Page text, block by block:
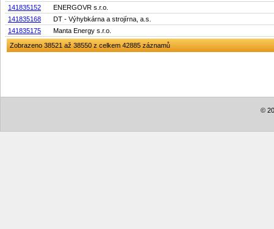
141835152
ENERGOVR s.r.o.
141835168
DT - Výhybkárna a strojírna, a.s.
141835175
Manta Energy s.r.o.
Zobrazeno 38521 až 38550 z celkem 42885 záznamů
©